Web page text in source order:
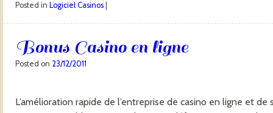
Posted in Logiciel Casinos
Bonus Casino en ligne
Posted on 23/12/2011
L’amélioration rapide de l’entreprise de casino en ligne et de